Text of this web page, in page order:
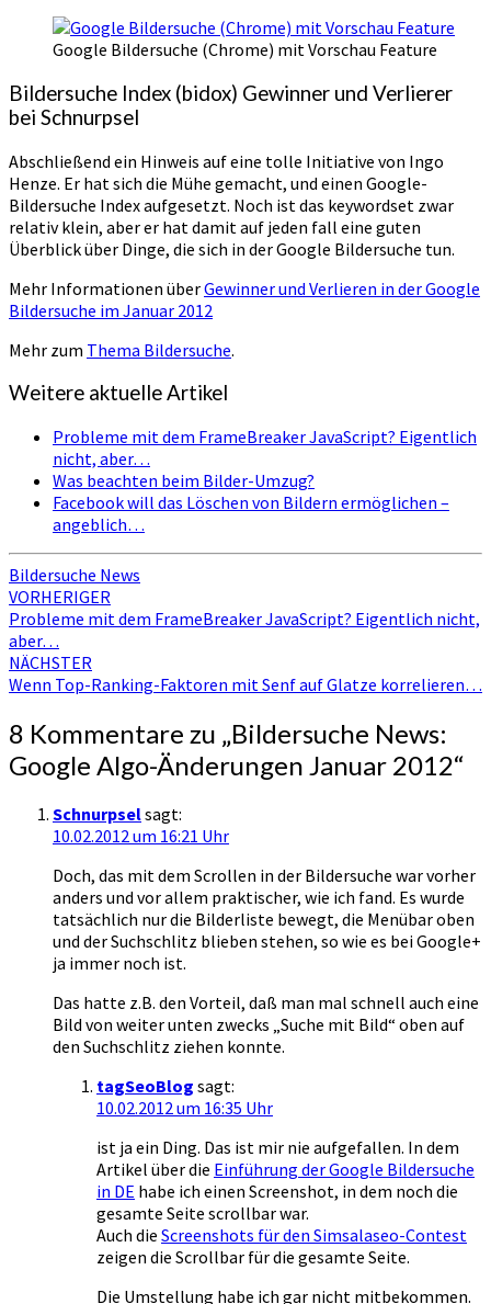
Google Bildersuche (Chrome) mit Vorschau Feature
Bildersuche Index (bidox) Gewinner und Verlierer
bei Schnurpsel
Abschließend ein Hinweis auf eine tolle Initiative von Ingo
Henze. Er hat sich die Mühe gemacht, und einen Google-
Bildersuche Index aufgesetzt. Noch ist das keywordset zwar
relativ klein, aber er hat damit auf jeden fall eine guten
Überblick über Dinge, die sich in der Google Bildersuche tun.
Mehr Informationen überGewinner und Verlieren in der Google
Bildersuche im Januar 2012
Mehr zum Thema Bildersuche.
Weitere aktuelle Artikel
Probleme mit dem FrameBreaker JavaScript? Eigentlich
nicht, aber…
Was beachten beim Bilder-Umzug?
Facebook will das Löschen von Bildern ermöglichen –
angeblich…
Bildersuche News
Beitragsnavigation
VORHERIGER
Probleme mit dem FrameBreaker JavaScript? Eigentlich nicht,
aber…
NÄCHSTER
Wenn Top-Ranking-Faktoren mit Senf auf Glatze korrelieren…
8 Kommentare zu „Bildersuche News:
Google Algo-Änderungen Januar 2012“
Schnurpselsagt:
10.02.2012 um 16:21 Uhr
Doch, das mit dem Scrollen in der Bildersuche war vorher
anders und vor allem praktischer, wie ich fand. Es wurde
tatsächlich nur die Bilderliste bewegt, die Menübar oben
und der Suchschlitz blieben stehen, so wie es bei Google+
ja immer noch ist.
Das hatte z.B. den Vorteil, daß man mal schnell auch eine
Bild von weiter unten zwecks „Suche mit Bild“ oben auf
den Suchschlitz ziehen konnte.
tagSeoBlog sagt:
10.02.2012 um 16:35 Uhr
ist ja ein Ding. Das ist mir nie aufgefallen. In dem
Artikel über die Einführung der Google Bildersuche
in DE habe ich einen Screenshot, in dem noch die
gesamte Seite scrollbar war.
Auch die Screenshots für den Simsalaseo-Contest
zeigen die Scrollbar für die gesamte Seite.
Die Umstellung habe ich gar nicht mitbekommen.